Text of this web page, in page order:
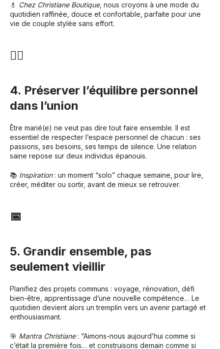
💄 Chez Christiane Boutique, nous croyons à une mode du
quotidien raffinée, douce et confortable, parfaite pour une
vie de couple stylée sans effort.
🧘‍♀️
4. Préserver l’équilibre personnel
dans l’union
Être marié(e) ne veut pas dire tout faire ensemble. Il est
essentiel de respecter l’espace personnel de chacun : ses
passions, ses besoins, ses temps de silence. Une relation
saine repose sur deux individus épanouis.
📚 Inspiration: un moment “solo” chaque semaine, pour lire,
créer, méditer ou sortir, avant de mieux se retrouver.
📅
5. Grandir ensemble, pas
seulement vieillir
Planifiez des projets communs : voyage, rénovation, défi
bien-être, apprentissage d’une nouvelle compétence… Le
quotidien devient alors un tremplin vers un avenir partagé et
enthousiasmant.
🎯 Mantra Christiane: “Aimons-nous aujourd’hui comme si
c’était la première fois… et construisons demain comme si